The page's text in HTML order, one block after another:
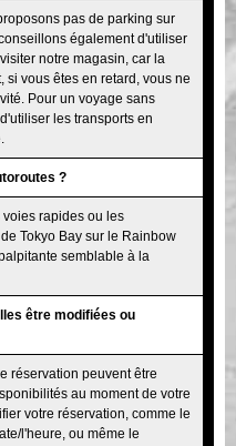
pas de parking sur
également d'utiliser
notre magasin, car la
si vous êtes en retard, vous ne
Pour un voyage sans
les transports en
?
rapides ou les
Tokyo Bay sur le Rainbow
semblable à la
être modifiées ou
réservation peuvent être
au moment de votre
votre réservation, comme le
l'heure, ou même le